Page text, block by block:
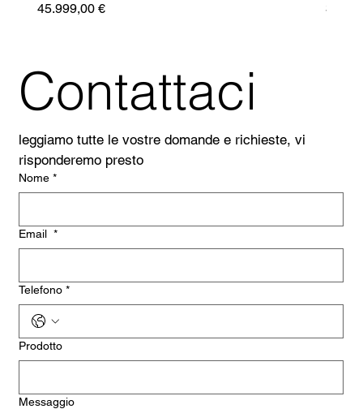
Prezzo
45.999,00 €
Contattaci
leggiamo tutte le vostre domande e richieste, vi
risponderemo presto
Nome *
Email *
Telefono *
Prodotto
Messaggio